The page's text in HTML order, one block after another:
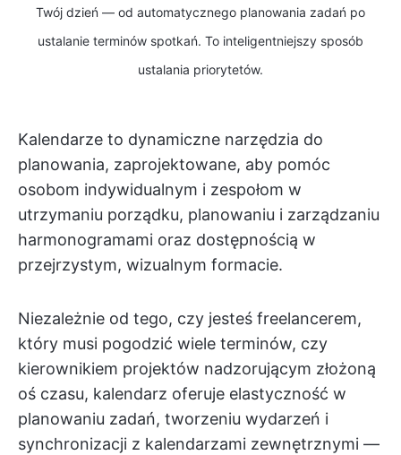
Twój dzień — od automatycznego planowania zadań po
ustalanie terminów spotkań. To inteligentniejszy sposób
ustalania priorytetów.
Kalendarze to dynamiczne narzędzia do
planowania, zaprojektowane, aby pomóc
osobom indywidualnym i zespołom w
utrzymaniu porządku, planowaniu i zarządzaniu
harmonogramami oraz dostępnością w
przejrzystym, wizualnym formacie.
Niezależnie od tego, czy jesteś freelancerem,
który musi pogodzić wiele terminów, czy
kierownikiem projektów nadzorującym złożoną
oś czasu, kalendarz oferuje elastyczność w
planowaniu zadań, tworzeniu wydarzeń i
synchronizacji z kalendarzami zewnętrznymi —